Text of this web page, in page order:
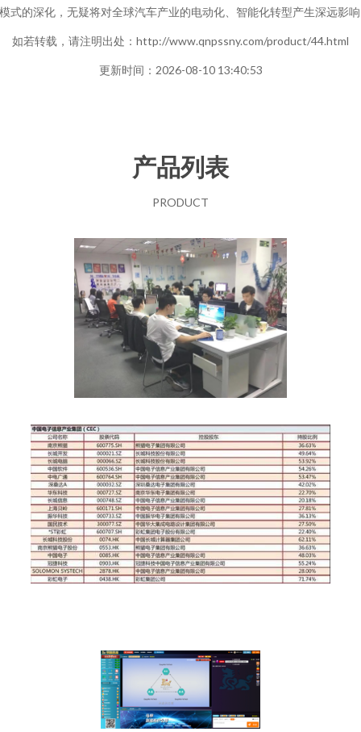
式的深化，无疑将对全球汽车产业的电动化、智能化转型产生深远影
如若转载，请注明出处：http://www.qnpssny.com/product/44.html
更新时间：2026-08-10 13:40:53
产品列表
PRODUCT